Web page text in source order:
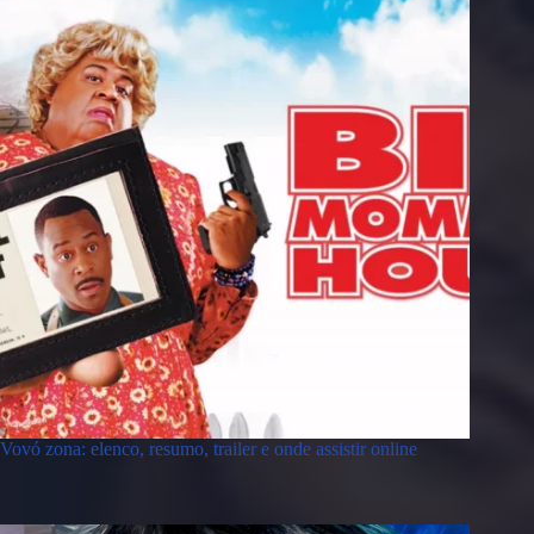
Vovó zona: elenco, resumo, trailer e onde assistir online